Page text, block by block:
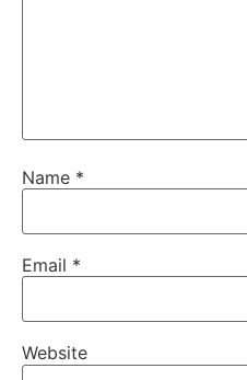
Name *
Email *
Website